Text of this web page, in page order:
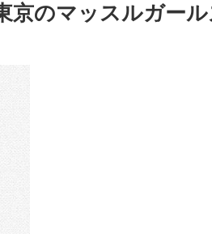
のマッスルガー